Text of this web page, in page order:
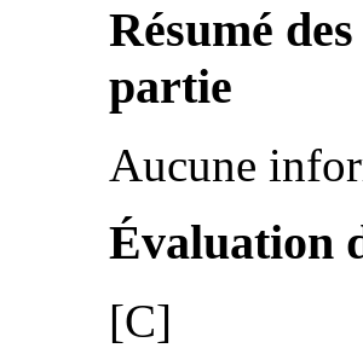
Résumé
partie
Aucune
Évaluation
[C]